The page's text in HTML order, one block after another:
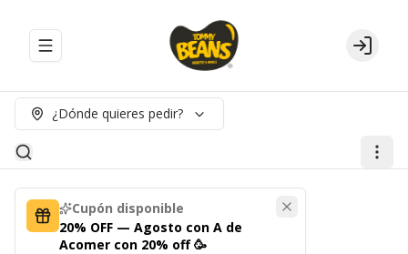
Abrir menu de navegación Login
¿Dónde quieres pedir?
Cupón disponible
20% OFF — Agosto con A de
Acomer con 20% off 🥳